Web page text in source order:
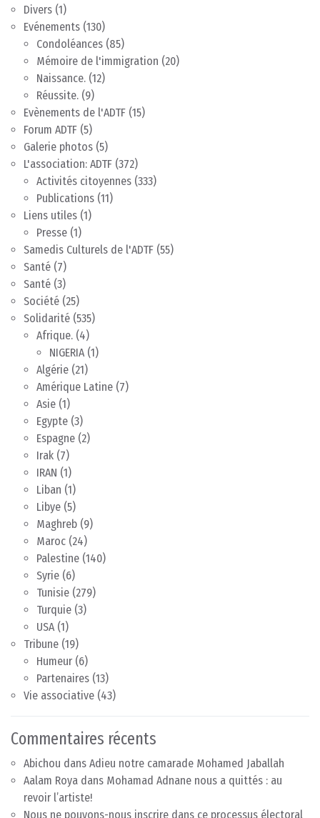
Divers (1)
Evénements (130)
Condoléances (85)
Mémoire de l'immigration (20)
Naissance. (12)
Réussite. (9)
Evènements de l'ADTF (15)
Forum ADTF (5)
Galerie photos (5)
L'association: ADTF (372)
Activités citoyennes (333)
Publications (11)
Liens utiles (1)
Presse (1)
Samedis Culturels de l'ADTF (55)
Santé (7)
Santé (3)
Société (25)
Solidarité (535)
Afrique. (4)
NIGERIA(1)
Algérie (21)
Amérique Latine (7)
Asie (1)
Egypte (3)
Espagne (2)
Irak (7)
IRAN (1)
Liban (1)
Libye (5)
Maghreb (9)
Maroc (24)
Palestine (140)
Syrie (6)
Tunisie (279)
Turquie (3)
USA(1)
Tribune (19)
Humeur (6)
Partenaires (13)
Vie associative (43)
Commentaires récents
Abichou dans Adieu notre camarade Mohamed Jaballah
Aalam Roya dans Mohamad Adnane nous a quittés : au
revoir l’artiste!
Nous ne pouvons-nous inscrire dans ce processus électoral